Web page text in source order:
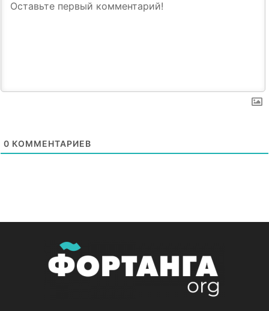
0 КОММЕНТАРИЕВ